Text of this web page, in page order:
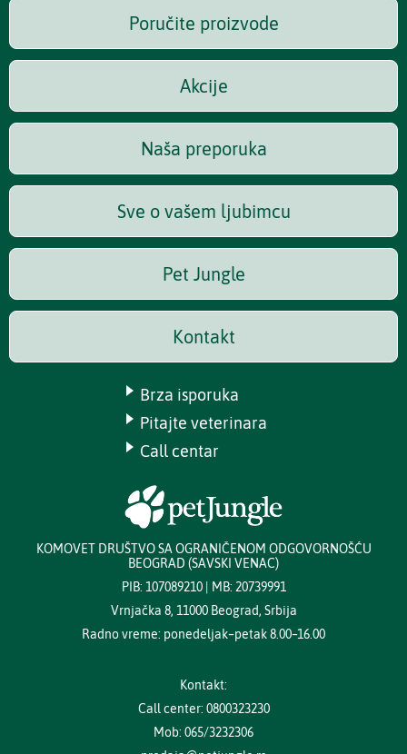
Poručite proizvode
Akcije
Naša preporuka
Sve o vašem ljubimcu
Pet Jungle
Kontakt
Brza isporuka
Pitajte veterinara
Call centar
KOMOVET DRUŠTVO SA OGRANIČENOM ODGOVORNOŠĆU
BEOGRAD (SAVSKI VENAC)
PIB: 107089210 | MB: 20739991
Vrnjačka 8, 11000 Beograd, Srbija
Radno vreme: ponedeljak–petak 8.00–16.00
Kontakt:
Call center: 0800323230
Mob: 065/3232306